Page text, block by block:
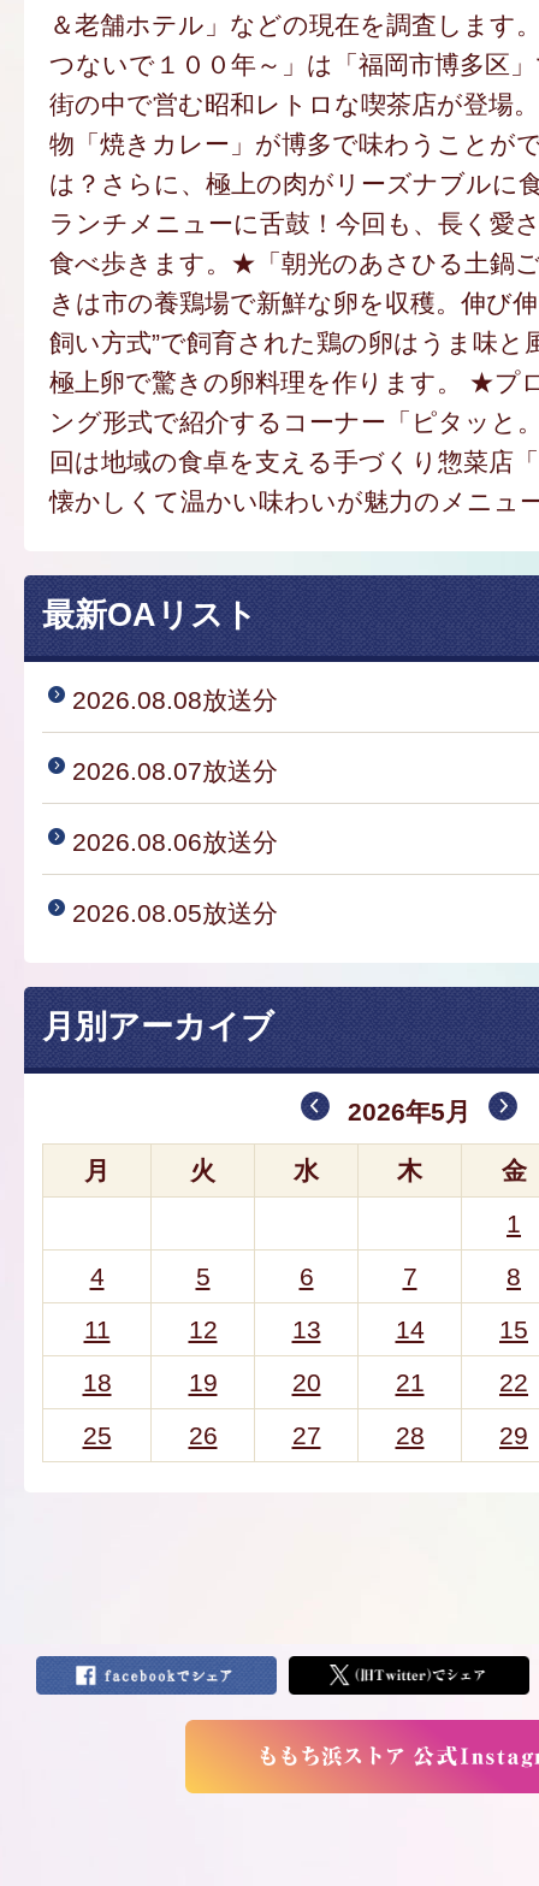
＆老舗ホテル」などの現在を調査します
つないで１００年～」は「福岡市博多区
街の中で営む昭和レトロな喫茶店が登場
物「焼きカレー」が博多で味わうことが
は？さらに、極上の肉がリーズナブルに
ランチメニューに舌鼓！今回も、長く愛
食べ歩きます。★「朝光のあさひる土鍋
きは市の養鶏場で新鮮な卵を収穫。伸び
飼い方式”で飼育された鶏の卵はうま味と
極上卵で驚きの卵料理を作ります。 ★プ
ング形式で紹介するコーナー「ピタッと
回は地域の食卓を支える手づくり惣菜店
懐かしくて温かい味わいが魅力のメニュ
最新OAリスト
2026.08.08放送分
2026.08.07放送分
2026.08.06放送分
2026.08.05放送分
月別アーカイブ
2026年5月
月 火 水 木
金
1
4
5 6 7
8
11
12 13 14
15
18
19 20 21
22
25
26 27 28 29